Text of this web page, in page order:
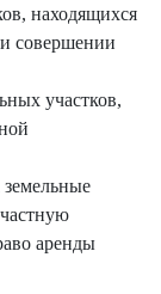
находящихся
совершении
участков,
земельные
аренды